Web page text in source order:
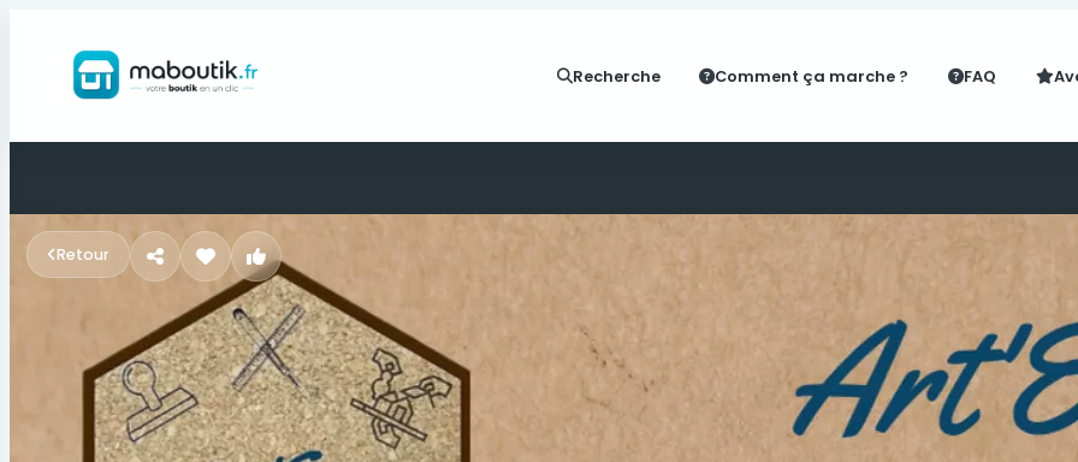
Recherche Comment ça marche ? FAQ
Retour